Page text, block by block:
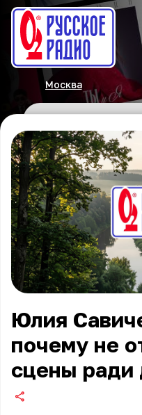
Москва
Юлия
почему не
сцены ради